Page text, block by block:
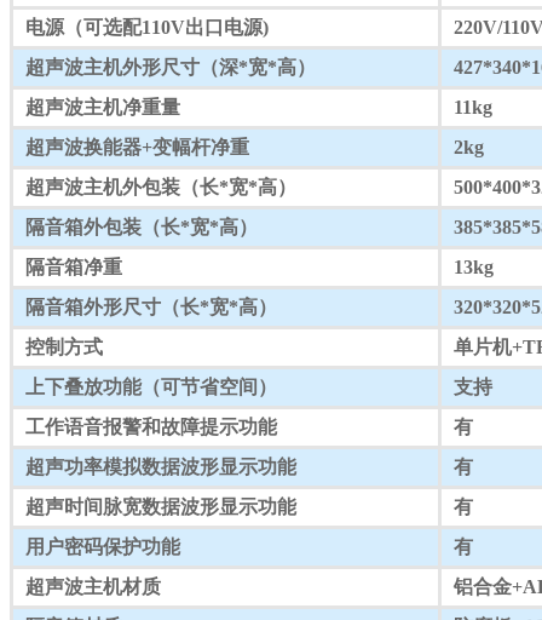
电源（可选配110V出口电源)
220V/
超声波主机外形尺寸（深*宽*高）
超声波主机净重量
11kg
超声波换能器+变幅杆净重
2kg
超声波主机外包装（长*宽*高）
隔音箱外包装（长*宽*高）
隔音箱净重
13kg
隔音箱外形尺寸（长*宽*高）
控制方式
单片机
上下叠放功能（可节省空间）
支持
工作语音报警和故障提示功能
有
超声功率模拟数据波形显示功能
有
超声时间脉宽数据波形显示功能
有
用户密码保护功能
有
超声波主机材质
铝合金